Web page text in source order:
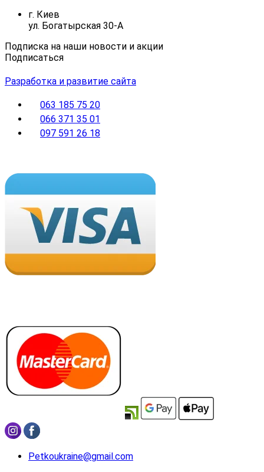
г. Киев
ул. Богатырская 30-А
Подписка на наши новости и акции
Подписаться
Разработка и развитие сайта
063 185 75 20
066 371 35 01
097 591 26 18
Petkoukraine@gmail.com